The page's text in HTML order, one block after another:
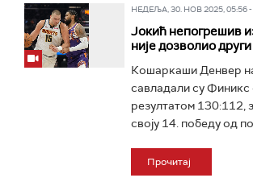
НЕДЕЉА, 30. НОВ 2025, 05:56 -
Јокић непогрешив
није дозволио
Кошаркаши Денвер
савладали су Финикс
резултатом 130:112,
своју 14. победу од
Прочитај